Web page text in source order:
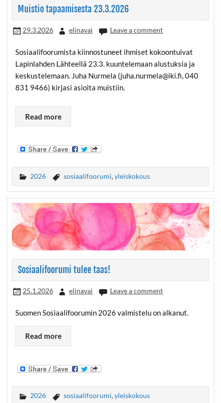
Muistio tapaamisesta 23.3.2026
29.3.2026 elinavai Leave a comment
Sosiaalifoorumista kiinnostuneet ihmiset kokoontuivat
Lapinlahden Lähteellä 23.3. kuuntelemaan alustuksia ja
keskustelemaan. Juha Nurmela (juha.nurmela@iki.fi, 040
831 9466) kirjasi asioita muistiin.
Read more
2026 sosiaalifoorumi,yleiskokous
Sosiaalifoorumi tulee taas!
25.1.2026 elinavai Leave a comment
Suomen Sosiaalifoorumin 2026 valmistelu on alkanut.
Read more
2026 sosiaalifoorumi,yleiskokous